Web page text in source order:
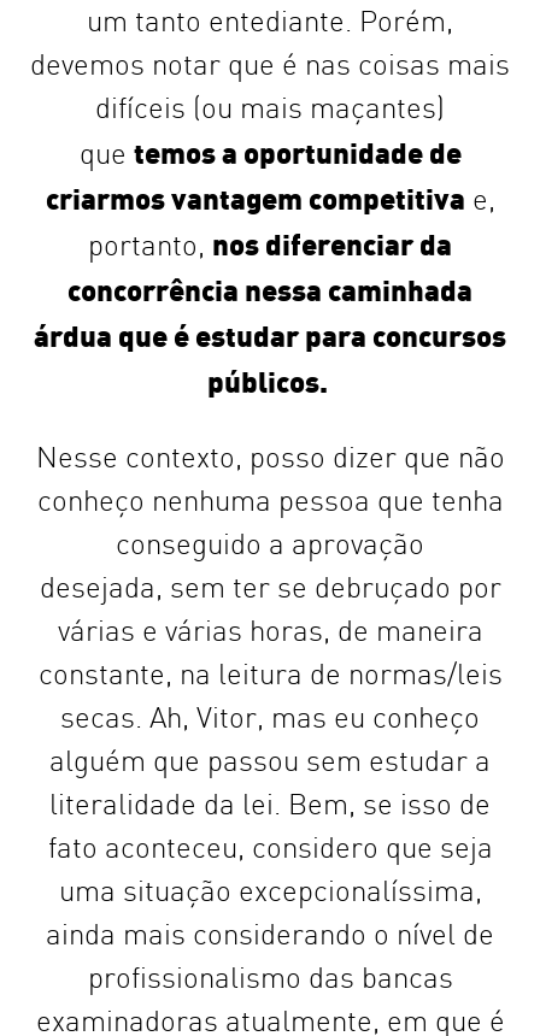
um tanto entediante. Porém,
devemos notar que é nas coisas mais
difíceis (ou mais maçantes)
que temos a oportunidade de
criarmos vantagem competitiva e,
portanto, nos diferenciar da
concorrência nessa caminhada
árdua que é estudar para concursos
públicos.
Nesse contexto, posso dizer que não
conheço nenhuma pessoa que tenha
conseguido a aprovação
desejada, sem ter se debruçado por
várias e várias horas, de maneira
constante, na leitura de normas/leis
secas. Ah, Vitor, mas eu conheço
alguém que passou sem estudar a
literalidade da lei. Bem, se isso de
fato aconteceu, considero que seja
uma situação excepcionalíssima,
ainda mais considerando o nível de
profissionalismo das bancas
examinadoras atualmente, em que é